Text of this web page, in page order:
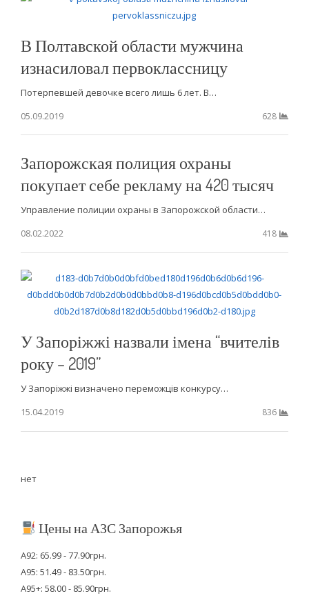
В Полтавской области мужчина
изнасиловал первоклассницу
Потерпевшей девочке всего лишь 6 лет. В…
05.09.2019
628
Запорожская полиция охраны
покупает себе рекламу на 420 тысяч
Управление полиции охраны в Запорожской области…
08.02.2022
418
У Запоріжжі назвали імена “вчителів
року – 2019”
У Запоріжжі визначено переможців конкурсу…
15.04.2019
836
нет
Цены на АЗС Запорожья
А92: 65.99 - 77.90грн.
А95: 51.49 - 83.50грн.
А95+: 58.00 - 85.90грн.